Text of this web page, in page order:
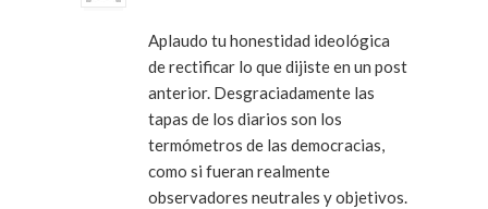
Aplaudo tu honestidad ideológica
de rectificar lo que dijiste en un post
anterior. Desgraciadamente las
tapas de los diarios son los
termómetros de las democracias,
como si fueran realmente
observadores neutrales y objetivos.